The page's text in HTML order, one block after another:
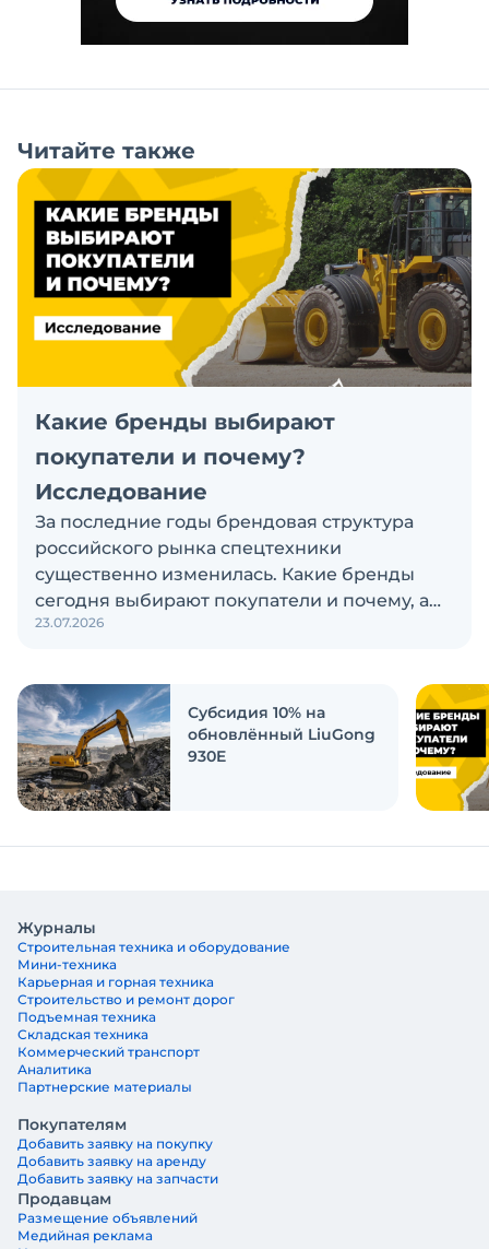
Читайте также
Какие бренды выбирают
покупатели и почему?
Исследование
За последние годы брендовая структура
российского рынка спецтехники
существенно изменилась. Какие бренды
сегодня выбирают покупатели и почему, а
также кого считают лидерами рынка?
ответить на эти вопросы
23.07.2026
Субсидия 10% на
обновлённый LiuGong
930E
Журналы
Строительная техника и оборудование
Мини-техника
Карьерная и горная техника
Строительство и ремонт дорог
Подъемная техника
Складская техника
Коммерческий транспорт
Аналитика
Партнерские материалы
Покупателям
Добавить заявку на покупку
Добавить заявку на аренду
Добавить заявку на запчасти
Продавцам
Размещение объявлений
Медийная реклама